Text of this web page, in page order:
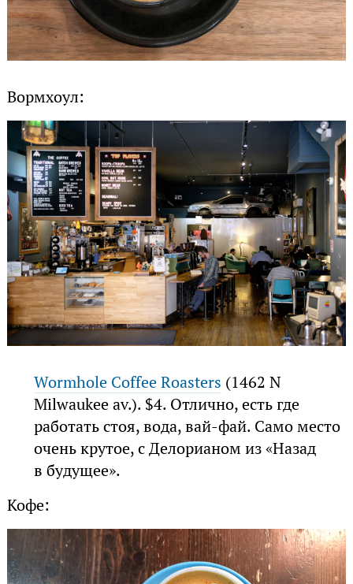
Вормхоул:
Wormhole Coffee Roasters (1462 N
Milwaukee av.). $4. Отлично, есть где
работать стоя, вода, вай-фай. Само место
очень крутое, с Делорианом из «Назад
в будущее».
Кофе: